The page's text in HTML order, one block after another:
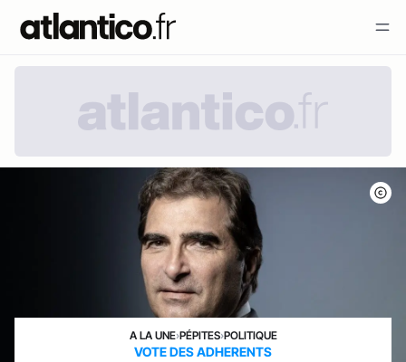
A LA UNE›PÉPITES›POLITIQUE
VOTE DES ADHERENTS